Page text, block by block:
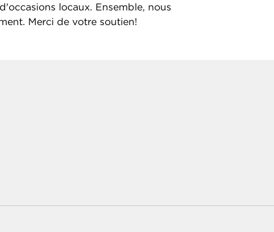
locaux. Ensemble, nous
Merci de votre soutien!